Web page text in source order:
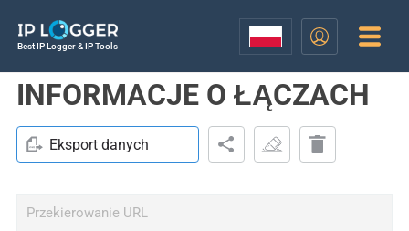
Best IP Logger & IP Tools
INFORMACJE O ŁĄCZACH
Eksport danych
Przekierowanie URL